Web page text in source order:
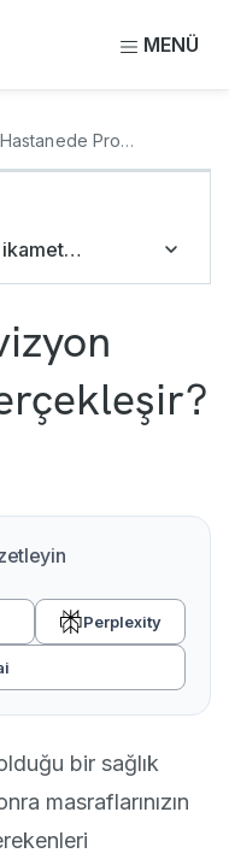
MENÜ
Hastanede Provizyon İşleyişi Nasıl Gerçekleşir? Nasıl Yapılır?
Tamamlayıcı sağlık sigortası, ikamet edilen il dışındaki hastanelerde de geçerli midir?
Perplexity
bir sağlık
masraflarınızın